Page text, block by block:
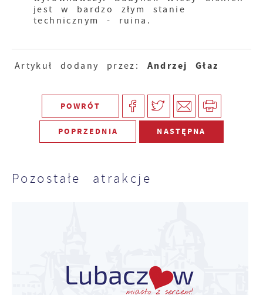
jest w bardzo złym stanie
technicznym - ruina.
Artykuł dodany przez: Andrzej Głaz
POWRÓT
POPRZEDNIA NASTĘPNA
Pozostałe atrakcje